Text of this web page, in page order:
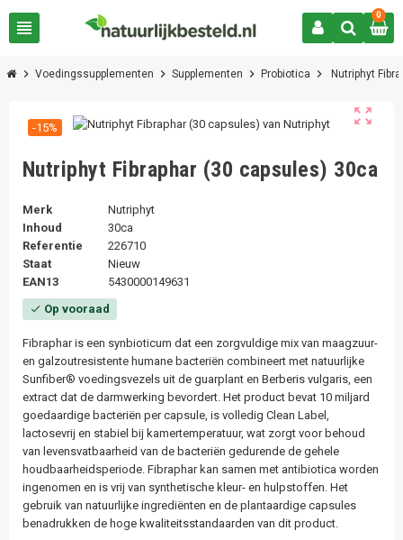
view_headline
0
chevron_right Voedingssupplementen chevron_right Supplementen chevron_right Probiotica chevron_right Nutriphyt
zoom_out_map
-15%
Nutriphyt Fibraphar (30 capsules) 30ca
Merk
Nutriphyt
Inhoud
30ca
Referentie
226710
Staat
Nieuw
EAN13
5430000149631
check Op vooraad
Fibraphar is een synbioticum dat een zorgvuldige mix van maagzuur-
en galzoutresistente humane bacteriën combineert met natuurlijke
Sunfiber® voedingsvezels uit de guarplant en Berberis vulgaris, een
extract dat de darmwerking bevordert. Het product bevat 10 miljard
goedaardige bacteriën per capsule, is volledig Clean Label,
lactosevrij en stabiel bij kamertemperatuur, wat zorgt voor behoud
van levensvatbaarheid van de bacteriën gedurende de gehele
houdbaarheidsperiode. Fibraphar kan samen met antibiotica worden
ingenomen en is vrij van synthetische kleur- en hulpstoffen. Het
gebruik van natuurlijke ingrediënten en de plantaardige capsules
benadrukken de hoge kwaliteitsstandaarden van dit product.